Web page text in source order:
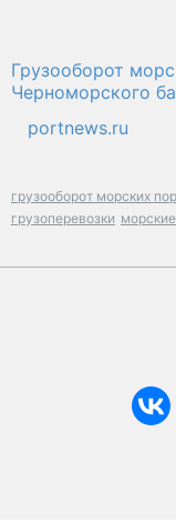
Грузооборот
Черноморского
portnews.ru
грузооборот морских
грузоперевозки